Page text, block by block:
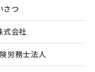
さつ
式会社
労務士法人